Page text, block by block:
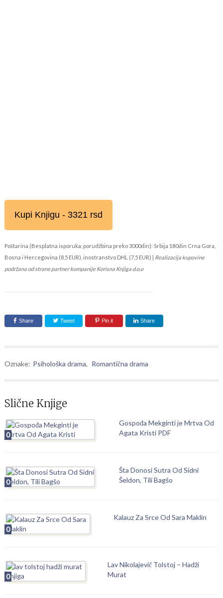
Kupi Knjigu - 3321 rsd
Poštarina (Besplatna isporuka, porudžbina preko 3000din): Srbija 180din Crna Gora,
Bosna i Hercegovina (8,5 EUR), inostranstvo DHL (7,5 EUR) | Realizacija kupovine
podržana od strane partner kompanije Korisna Knjiga d.o.o
Share Tweet Pin it Share
Oznake: Psihološka drama, Romantična drama
Slične Knjige
0
Gospođa Mekginti je Mrtva Od
Agata Kristi PDF
0
Šta Donosi Sutra Od Sidni
Šeldon, Tili Bagšo
0
Kalauz Za Srce Od Sara Maklin
0
Lav Nikolajevič Tolstoj – Hadži
Murat